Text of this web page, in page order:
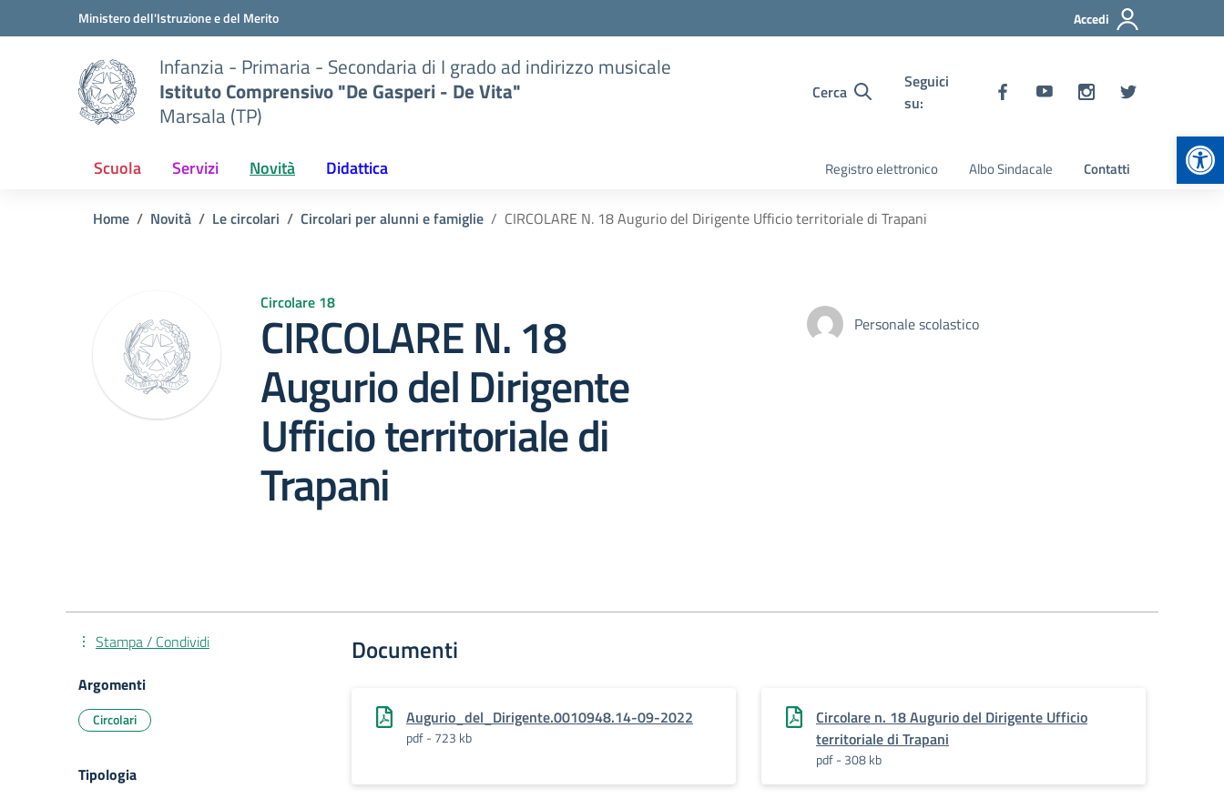
Vai ai contenuti
Vai al menu di navigazioneMinistero dell'Istruzione e del Merito Accedi
Infanzia - Primaria - Secondaria di I grado ad indirizzo musicale
Istituto Comprensivo "De Gasperi - De Vita"
Marsala (TP)
Cerca
Seguici
su:
Scuola Servizi Novità Didattica Registro elettronico Albo Sindacale Contatti
Home Novità Le circolari Circolari per alunni e famiglie CIRCOLARE N. 18 Augurio del Dirigente Ufficio territoriale di Trapani
Circolare 18
CIRCOLARE N. 18
Augurio del Dirigente
Ufficio territoriale di
Trapani
Personale scolastico
Documenti
Augurio_del_Dirigente.0010948.14-09-2022
pdf - 723 kb
Circolare n. 18 Augurio del Dirigente Ufficio
territoriale di Trapani
pdf - 308 kb
Stampa / Condividi
Argomenti
Circolari
Tipologia